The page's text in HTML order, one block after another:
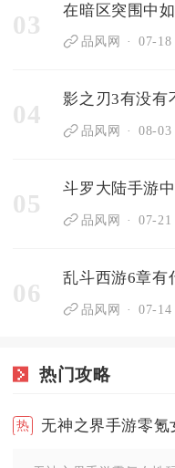
03
品风网 07-18
04
品风网 08-03
05
品风网 07-21
06 乱斗西游6章有
品风网 07-14
热门攻略
无神之界手游零氪